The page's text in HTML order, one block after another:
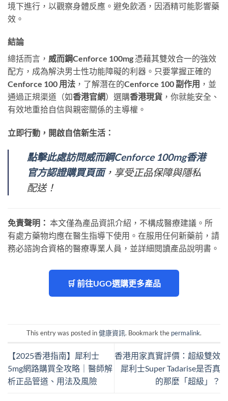
境下進行，以觀察身體反應。避免飲酒，因酒精可能影響藥
效。
結論
總括而言， 威而鋼Cenforce 100mg ​ 憑藉其雙效合一的強效
配方，成為解決男士性功能障礙的利器。只要掌握正確的
Cenforce 100 用法 ，了解潛在的Cenforce 100 副作用 ，並
通過正規渠道（如香港官網）選購香港現貨 ，你就能安全、
有效地重拾自信與親密關係的主導權。
立即行動，開啟自信新生活：
點擊此處訪問威而鋼Cenforce 100mg香港
官方認證購買頁面，享受正品保障與隱私
配送！
免責聲明： ​ 本文僅為產品資訊介紹，不構成醫療建議。所
有處方藥物均應在醫生指導下使用。在服用任何新藥前，請
務必諮詢合資格的醫療專業人員，並詳細閱讀產品說明書。
🛒 前往UGO選購更多產品
This entry was posted in健康資訊. Bookmark the permalink.
【2025香港指南】犀利士
5mg網路購買全攻略｜醫師解
析正品管道、用法及風險
香港用家真實評價：超級雙效
犀利士Super Tadarise是否真
的那麼「超級」？